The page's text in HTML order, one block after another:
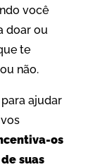
você
doar ou
te
não.
ajudar
os
suas